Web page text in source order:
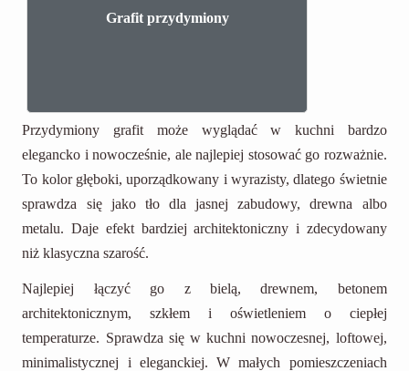
Grafit przydymiony
Przydymiony grafit może wyglądać w kuchni bardzo
elegancko i nowocześnie, ale najlepiej stosować go rozważnie.
To kolor głęboki, uporządkowany i wyrazisty, dlatego świetnie
sprawdza się jako tło dla jasnej zabudowy, drewna albo
metalu. Daje efekt bardziej architektoniczny i zdecydowany
niż klasyczna szarość.
Najlepiej łączyć go z bielą, drewnem, betonem
architektonicznym, szkłem i oświetleniem o ciepłej
temperaturze. Sprawdza się w kuchni nowoczesnej, loftowej,
minimalistycznej i eleganckiej. W małych pomieszczeniach